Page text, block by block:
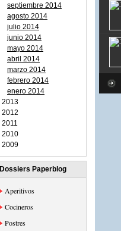
septiembre 2014
agosto 2014
julio 2014
junio 2014
mayo 2014
abril 2014
marzo 2014
febrero 2014
enero 2014
2013
2012
2011
2010
2009
Dossiers Paperblog
Aperitivos
Cocineros
Postres